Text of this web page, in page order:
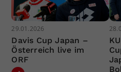
29.01.2026
Davis Cup Japan –
Österreich live im
ORF